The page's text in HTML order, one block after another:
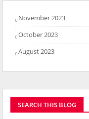
November 2023
October 2023
August 2023
SEARCH THIS BLOG